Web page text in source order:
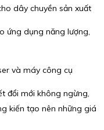
dây chuyền sản xuất
ứng dụng năng lượng,
và máy công cụ
đổi mới không ngừng,
kiến tạo nên những giá